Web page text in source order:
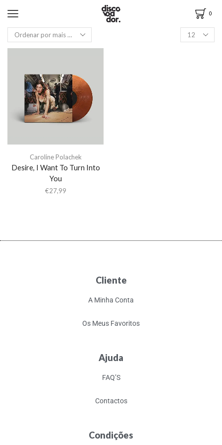
0
Caroline Polachek
Desire, I Want To Turn Into
You
€27,99
Cliente
A Minha Conta
Os Meus Favoritos
Ajuda
FAQ’S
Contactos
Condições